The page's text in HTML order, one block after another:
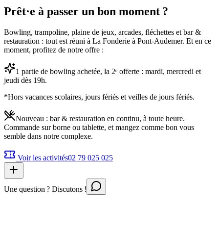
Prêt·e à passer un bon moment ?
Bowling, trampoline, plaine de jeux, arcades, fléchettes et bar &
restauration : tout est réuni à La Fonderie à Pont-Audemer. Et en ce
moment, profitez de notre offre :
1 partie de bowling achetée, la 2ᵉ offerte : mardi, mercredi et
jeudi dès 19h.
*Hors vacances scolaires, jours fériés et veilles de jours fériés.
Nouveau : bar & restauration en continu, à toute heure.
Commande sur borne ou tablette, et mangez comme bon vous
semble dans notre complexe.
Voir les activités02 79 025 025
Une question ? Discutons !